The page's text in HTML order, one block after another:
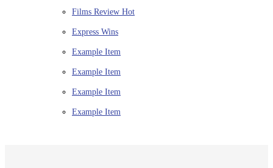
Films Review Hot
Express Wins
Example Item
Example Item
Example Item
Example Item